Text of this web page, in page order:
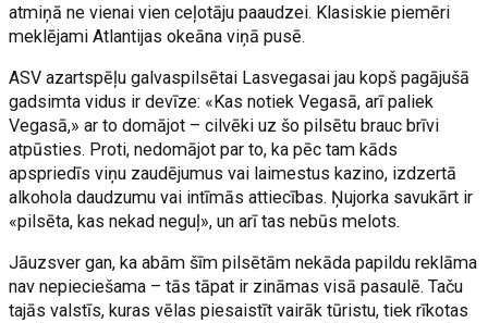
atmiņā ne vienai vien ceļotāju paaudzei. Klasiskie piemēri
meklējami Atlantijas okeāna viņā pusē.
ASV azartspēļu galvaspilsētai Lasvegasai jau kopš pagājušā
gadsimta vidus ir devīze: «Kas notiek Vegasā, arī paliek
Vegasā,» ar to domājot – cilvēki uz šo pilsētu brauc brīvi
atpūsties. Proti, nedomājot par to, ka pēc tam kāds
apspriedīs viņu zaudējumus vai laimestus kazino, izdzertā
alkohola daudzumu vai intīmās attiecības. Ņujorka savukārt ir
«pilsēta, kas nekad neguļ», un arī tas nebūs melots.
Jāuzsver gan, ka abām šīm pilsētām nekāda papildu reklāma
nav nepieciešama – tās tāpat ir zināmas visā pasaulē. Taču
tajās valstīs, kuras vēlas piesaistīt vairāk tūristu, tiek rīkotas